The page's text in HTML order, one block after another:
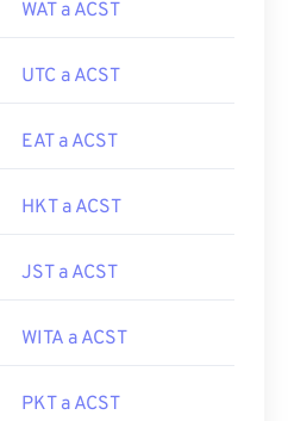
WAT a ACST
UTC a ACST
EAT a ACST
HKT a ACST
JST a ACST
WITA a ACST
PKT a ACST